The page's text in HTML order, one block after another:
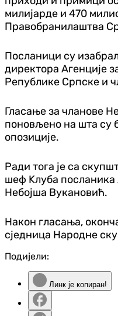
милијарде и 470
Правобранилаштва
Посланици су
директора Агенције
Републике Српске и
Гласање за чланове
поновљено на шта су
опозиције.
Ради тога је са
шеф Kлуба
Небојша Вукановић.
Након гласања,
сједница Народне
Подијели:
Линк је копиран!